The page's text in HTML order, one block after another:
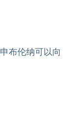
布伦纳可以向